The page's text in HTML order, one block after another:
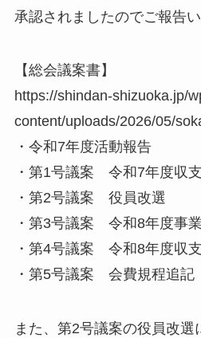
承認されましたのでご報告い
【総会議案書】
https://shindan-shizuoka.jp/
content/uploads/2026/05/
・令和7年度活動報告
・第1号議案 令和7年度収
・第2号議案 役員改選
・第3号議案 令和8年度事業
・第4号議案 令和8年度収支
・第5号議案 会費規程追記
また、第2号議案の役員改